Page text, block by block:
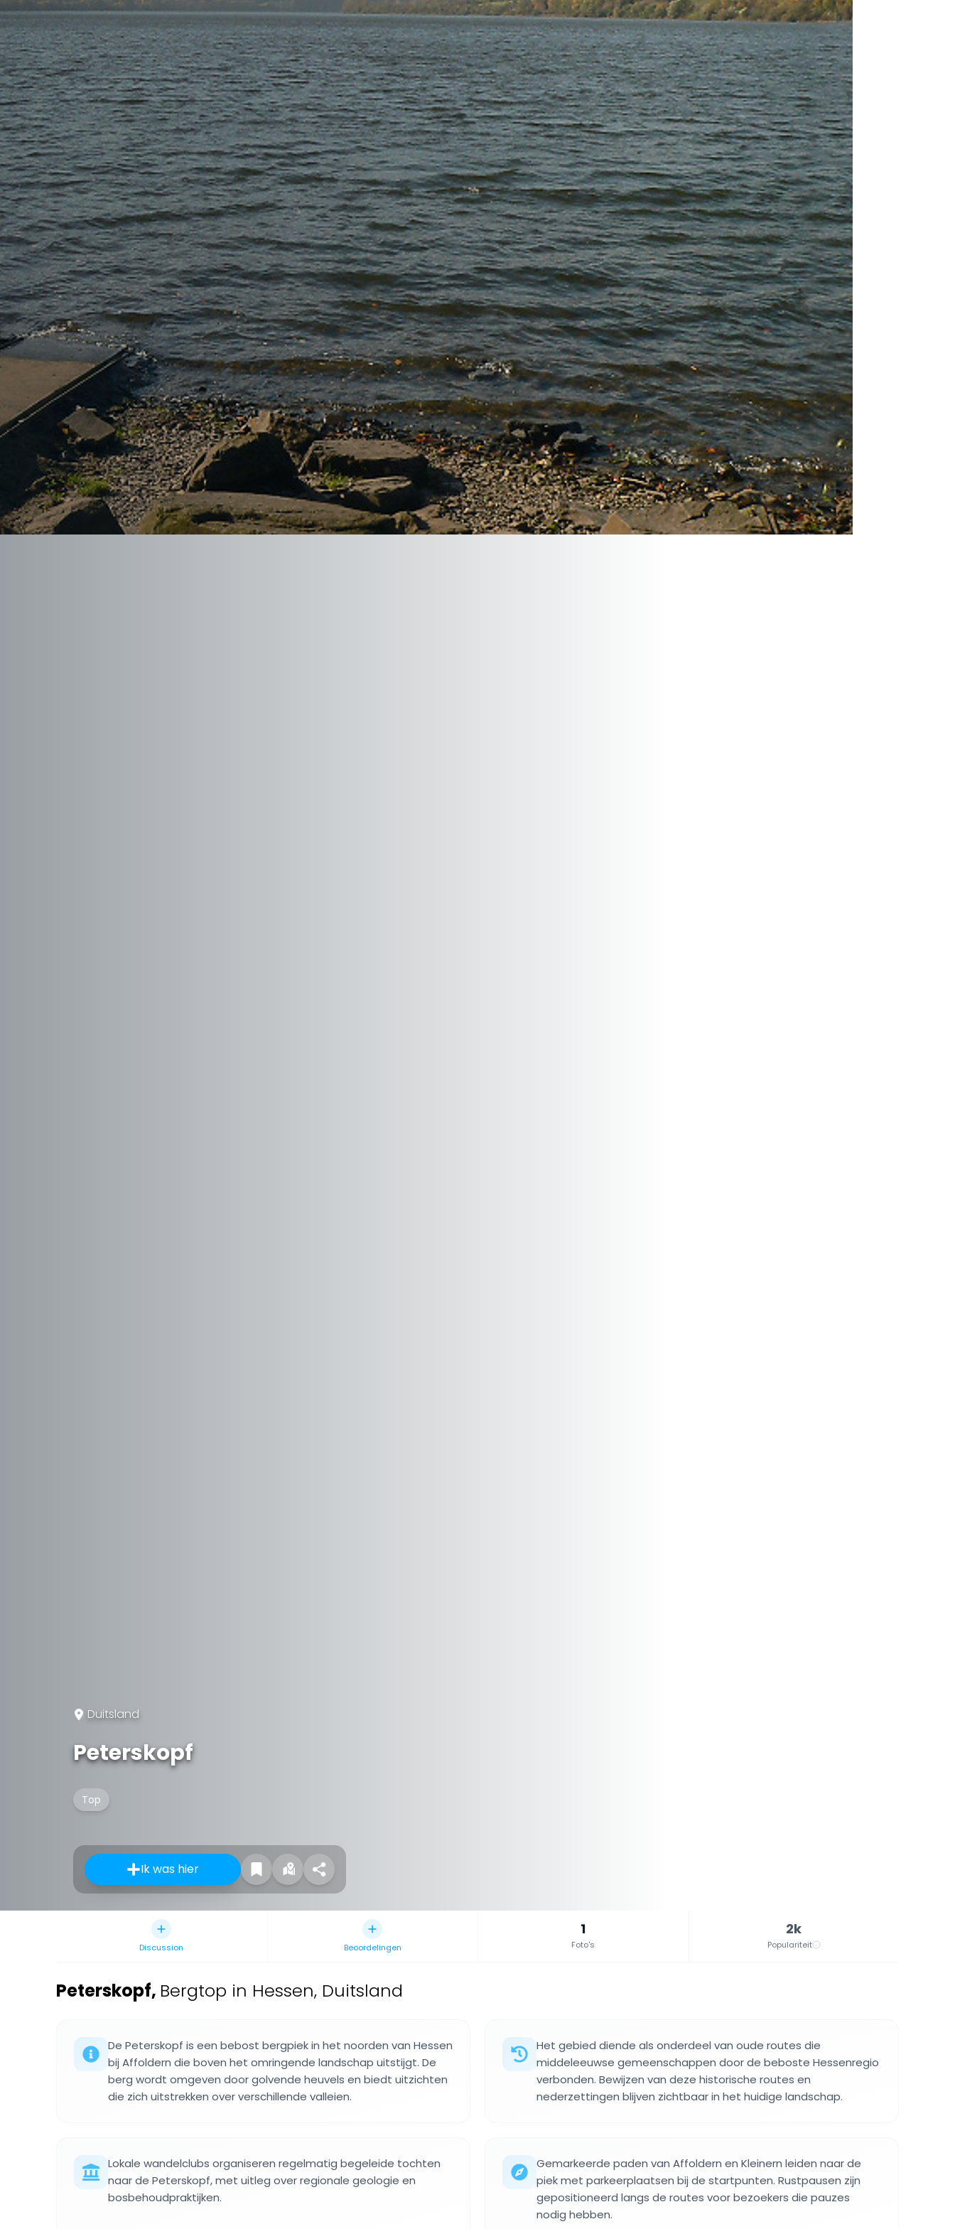
Duitsland
Peterskopf
Top
Ik was hier
Discussion Beoordelingen
1
Foto's
2k
Populariteit
Peterskopf, Bergtop in Hessen, Duitsland
De Peterskopf is een bebost bergpiek in het noorden van Hessen
bij Affoldern die boven het omringende landschap uitstijgt. De
berg wordt omgeven door golvende heuvels en biedt uitzichten
die zich uitstrekken over verschillende valleien.
Het gebied diende als onderdeel van oude routes die
middeleeuwse gemeenschappen door de beboste Hessenregio
verbonden. Bewijzen van deze historische routes en
nederzettingen blijven zichtbaar in het huidige landschap.
Lokale wandelclubs organiseren regelmatig begeleide tochten
naar de Peterskopf, met uitleg over regionale geologie en
bosbehoudpraktijken.
Gemarkeerde paden van Affoldern en Kleinern leiden naar de
piek met parkeerplaatsen bij de startpunten. Rustpausen zijn
gepositioneerd langs de routes voor bezoekers die pauzes
nodig hebben.